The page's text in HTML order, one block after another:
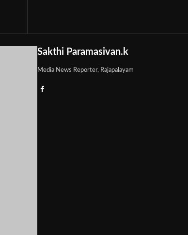
Sakthi Paramasivan.k
Media News Reporter, Rajapalayam